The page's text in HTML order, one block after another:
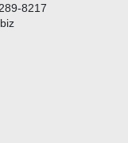
8217